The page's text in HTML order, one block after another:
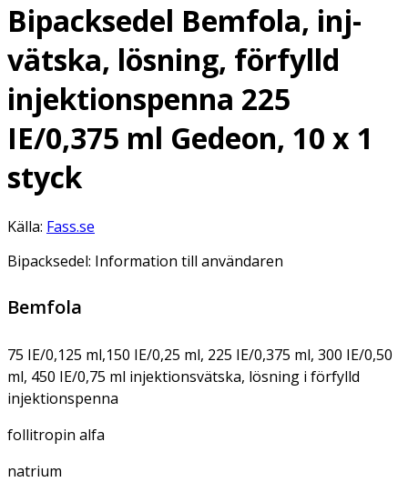
Bipacksedel Bemfola, inj-
vätska, lösning, förfylld
injektionspenna 225
IE/0,375 ml Gedeon, 10 x 1
styck
Källa: Fass.se
Bipacksedel: Information till användaren
Bemfola
75 IE/0,125 ml,150 IE/0,25 ml, 225 IE/0,375 ml, 300 IE/0,50
ml, 450 IE/0,75 ml injektionsvätska, lösning i förfylld
injektionspenna
follitropin alfa
natrium